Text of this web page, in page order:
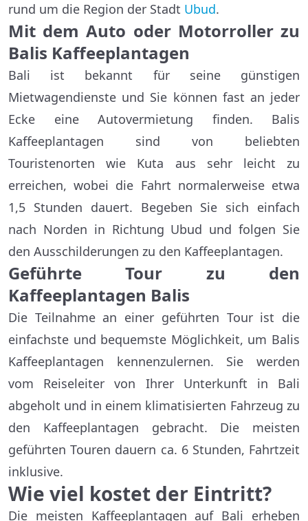
rund um die Region der Stadt Ubud.
Mit dem Auto oder Motorroller zu
Balis Kaffeeplantagen
Bali ist bekannt für seine günstigen
Mietwagendienste und Sie können fast an jeder
Ecke eine Autovermietung finden. Balis
Kaffeeplantagen sind von beliebten
Touristenorten wie Kuta aus sehr leicht zu
erreichen, wobei die Fahrt normalerweise etwa
1,5 Stunden dauert. Begeben Sie sich einfach
nach Norden in Richtung Ubud und folgen Sie
den Ausschilderungen zu den Kaffeeplantagen.
Geführte Tour zu den
Kaffeeplantagen Balis
Die Teilnahme an einer geführten Tour ist die
einfachste und bequemste Möglichkeit, um Balis
Kaffeeplantagen kennenzulernen. Sie werden
vom Reiseleiter von Ihrer Unterkunft in Bali
abgeholt und in einem klimatisierten Fahrzeug zu
den Kaffeeplantagen gebracht. Die meisten
geführten Touren dauern ca. 6 Stunden, Fahrtzeit
inklusive.
Wie viel kostet der Eintritt?
Die meisten Kaffeeplantagen auf Bali erheben